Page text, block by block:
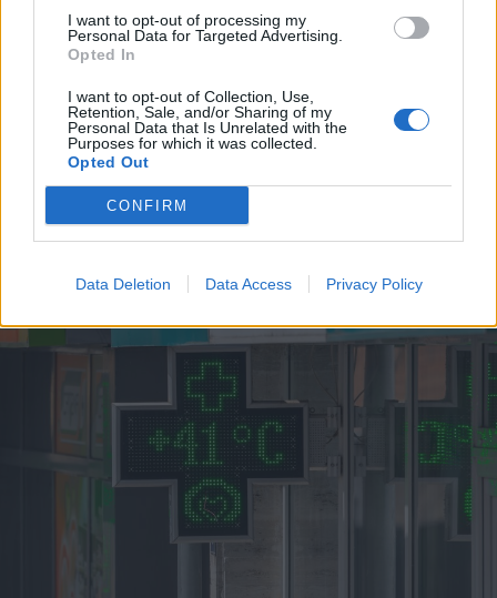
I want to opt-out of processing my
Personal Data for Targeted Advertising.
Opted In
I want to opt-out of Collection, Use,
Retention, Sale, and/or Sharing of my
Personal Data that Is Unrelated with the
Purposes for which it was collected.
Opted Out
CONFIRM
Data Deletion Data Access Privacy Policy
Rekordmeleg volt a 2024-es év:
nemcsak Európában, globálisan is
megdöbbentő hőmérsékleti
értékeket hozott